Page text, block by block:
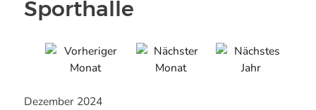
Sporthalle
Dezember 2024